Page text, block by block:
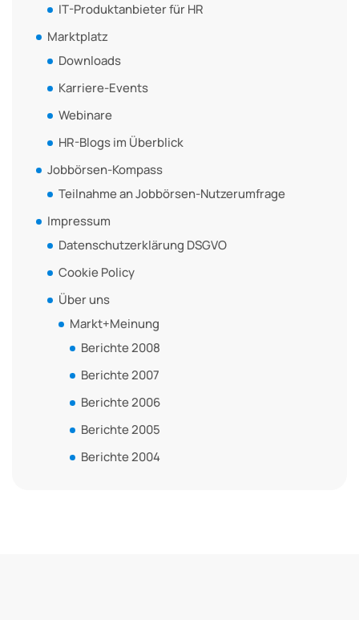
IT-Produktanbieter für HR
Marktplatz
Downloads
Karriere-Events
Webinare
HR-Blogs im Überblick
Jobbörsen-Kompass
Teilnahme an Jobbörsen-Nutzerumfrage
Impressum
Datenschutzerklärung DSGVO
Cookie Policy
Über uns
Markt+Meinung
Berichte 2008
Berichte 2007
Berichte 2006
Berichte 2005
Berichte 2004